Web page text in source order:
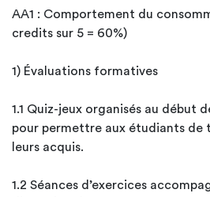
AA1 : Comportement du
credits sur 5 = 60%)
1) Évaluations formatives
1.1 Quiz-jeux organisés au début
pour permettre aux étudiants de
leurs acquis.
1.2 Séances d’exercices